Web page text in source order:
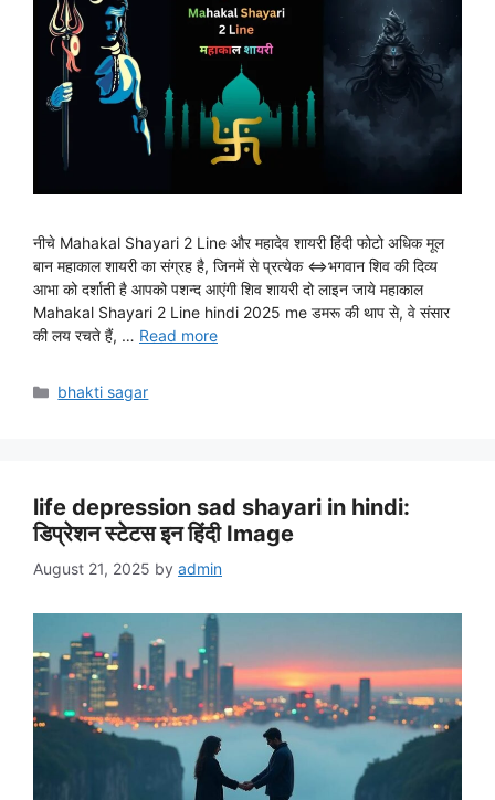
नीचे Mahakal Shayari 2 Line और महादेव शायरी हिंदी फोटो अधिक मूल
बान महाकाल शायरी का संग्रह है, जिनमें से प्रत्येक ⇔भगवान शिव की दिव्य
आभा को दर्शाती है आपको पशन्द आएंगी शिव शायरी दो लाइन जाये महाकाल
Mahakal Shayari 2 Line hindi 2025 me डमरू की थाप से, वे संसार
की लय रचते हैं, … Read more
Categories
bhakti sagar
life depression sad shayari in hindi:
डिप्रेशन स्टेटस इन हिंदी Image
August 21, 2025 by admin